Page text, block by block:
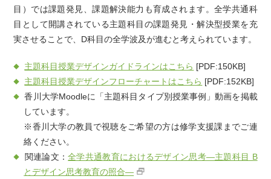
目）では課題発見、課題解決能力も育成されます。全学共通科
目として開講されている主題科目の課題発見・解決型授業を充
実させることで、D科目の全学波及が進むと考えられています。
主題科目授業デザインガイドラインはこちら [PDF:150KB]
主題科目授業デザインフローチャートはこちら [PDF:152KB]
香川大学Moodleに「主題科目タイプ別授業事例」動画を掲載
しています。
※香川大学の教員で視聴をご希望の方は修学支援課までご連
絡ください。
関連論文：全学共通教育におけるデザイン思考—主題科目 B
とデザイン思考教育の照合—